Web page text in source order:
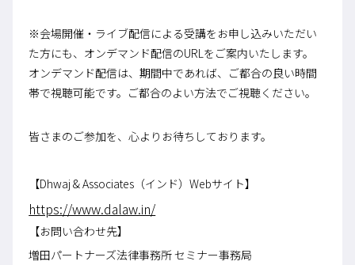
※会場開催・ライブ配信による受講をお申し込みいただい
た方にも、オンデマンド配信のURLをご案内いたします。
オンデマンド配信は、期間中であれば、ご都合の良い時間
帯で視聴可能です。ご都合のよい方法でご視聴ください。
皆さまのご参加を、心よりお待ちしております。
【Dhwaj & Associates（インド）Webサイト】
https://www.dalaw.in/
【お問い合わせ先】
増田パートナーズ法律事務所 セミナー事務局